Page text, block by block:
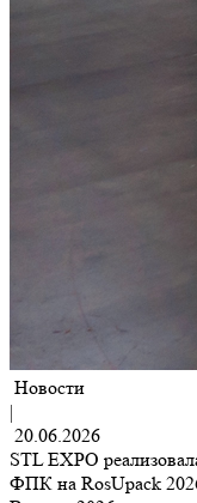
Новости
|
20.06.2026
STL EXPO
ФПК на RosUpack